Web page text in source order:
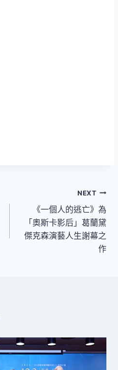
NEXT
《一個人的逃亡》為
「奧斯卡影后」葛蘭黛
傑克森演藝人生謝幕之
作